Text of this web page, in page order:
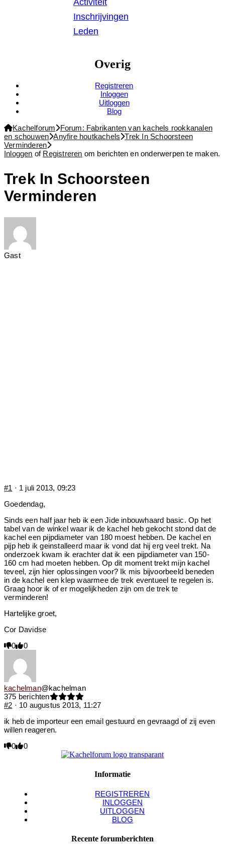
Activiteit
Inschrijvingen
Leden
Overig
Registreren
Inloggen
Uitloggen
Blog
Forum
kruimelpad
-
Je
Kachelforum
Forum: Fabrikanten van kachels rookkanalen
en schouwen Anyfire houtkachels
Trek In Schoorsteen
Verminderen
Inloggen of Registreren om berichten en onderwerpen te maken.
Trek In Schoorsteen
Verminderen
Gast
#1 · 1 juli 2013, 09:23
Goedendag,
Sinds een half jaar heb ik een Jide inbouwhaard basic. Op het
tabel van de winkel waar ik de kachel heb gekocht stond dat de
kachel een pijpdiameter van 180 moest hebben. De kachel en
pijp heb ik geinstalleerd maar ik vond dat hij erg veel trekt. Na
onderzoek kwam ik erachter dat ik een pijpdiameter van 150-
160 cm had moeten hebben. Op dit moment trekt mijn kachel
teveel, zijn hier oplossingen voor? Ik mis bijvoorbeeld beneden
in de kachel een klep waarmee de trek eventueel te regelen is.
Graag hoor ik of er mogelijkheden zijn om de trek te
verminderen!
Hartelijke groet,
Cor Davidse
Klik
voor
duim
omlaag.
0
Klik
voor
duim
omhoog.
0
kachelman@kachelman
375 berichten
#2 · 10 augustus 2013, 11:27
ik heb de importeur een email gestuurd en gevraagd of zij even
willen reageren.
Klik
0
Klik
0
Informatie
REGISTREREN
INLOGGEN
UITLOGGEN
BLOG
Recente forumberichten